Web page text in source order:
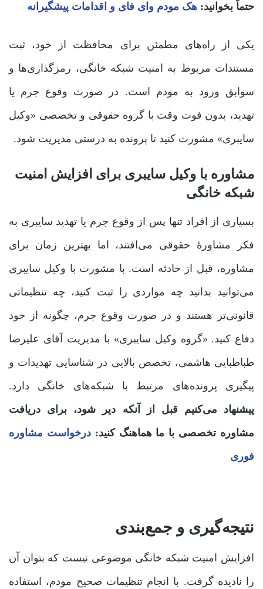
حتماً بخوانید: هک مودم وای‌ فای و اقدامات پیشگیرانه
یکی از راه‌های مطمئن برای محافظت از خود، ثبت
مستندات مربوط به امنیت شبکه خانگی، رمزگذاری‌ها و
سوابق ورود به مودم است. در صورت وقوع جرم یا
تهدید، بدون فوت وقت با گروه حقوقی و تخصصی «وکیل
سایبری» مشورت کنید تا پرونده به درستی مدیریت شود.
مشاوره با وکیل سایبری برای افزایش امنیت
شبکه خانگی
بسیاری از افراد تنها پس از وقوع جرم یا تهدید سایبری به
فکر مشاورۀ حقوقی می‌افتند، اما بهترین زمان برای
مشاوره، قبل از حادثه است. با مشورت با وکیل سایبری
می‌توانید بدانید چه مواردی را ثبت کنید، چه تنظیماتی
قانونی‌تر هستند و در صورت وقوع جرم، چگونه از خود
دفاع کنید. «گروه وکیل سایبری» با مدیریت آقای علیرضا
طباطبایی هاشمی، تخصص بالایی در شناسایی تهدیدات و
پیگیری پرونده‌های مرتبط با شبکه‌های خانگی دارد.
پیشنهاد می‌کنیم قبل از آنکه دیر شود، برای دریافت
مشاوره تخصصی با ما هماهنگ کنید:درخواست مشاوره
فوری
نتیجه‌گیری و جمع‌بندی
افزایش امنیت شبکه خانگی موضوعی نیست که بتوان آن
را نادیده گرفت. با انجام تنظیمات صحیح مودم، استفاده